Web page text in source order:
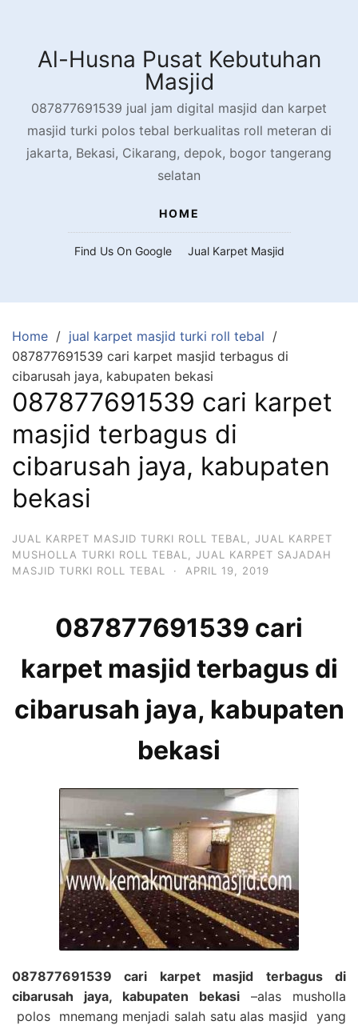
contentAl-Husna Pusat Kebutuhan
Masjid
087877691539 jual jam digital masjid dan karpet
masjid turki polos tebal berkualitas roll meteran di
jakarta, Bekasi, Cikarang, depok, bogor tangerang
selatan
HOME
Find Us On Google Jual Karpet Masjid
Home
jual karpet masjid turki roll tebal
087877691539 cari karpet masjid terbagus di
cibarusah jaya, kabupaten bekasi
087877691539 cari karpet
masjid terbagus di
cibarusah jaya, kabupaten
bekasi
JUAL KARPET MASJID TURKI ROLL TEBAL
JUAL KARPET
MUSHOLLA TURKI ROLL TEBAL
JUAL KARPET SAJADAH
MASJID TURKI ROLL TEBAL
· APRIL 19, 2019
087877691539 cari
karpet masjid terbagus di
cibarusah jaya, kabupaten
bekasi
087877691539 cari karpet masjid terbagus di
cibarusah jaya, kabupaten bekasi –alas musholla
polos mnemang menjadi salah satu alas masjid yang